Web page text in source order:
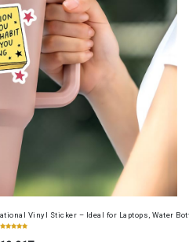
Vinyl Sticker – Ideal for Laptops, Water